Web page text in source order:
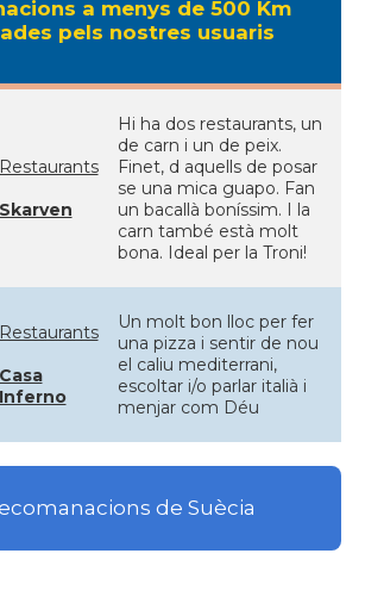
a menys de 500 Km
pels nostres usuaris
Restaurants
Skarven
Hi ha dos restaurants, un
de carn i un de peix.
Finet, d aquells de posar
se una mica guapo. Fan
un bacallà boníssim. I la
carn també està molt
bona. Ideal per la Troni!
Restaurants
Casa
Inferno
Un molt bon lloc per fer
una pizza i sentir de nou
el caliu mediterrani,
escoltar i/o parlar italià i
menjar com Déu
de Suècia